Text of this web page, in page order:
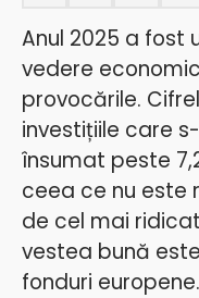
Anul 2025 a fost
vedere
provocările.
investițiile care
însumat peste
ceea ce nu este
de cel mai
vestea bună
fonduri europene.